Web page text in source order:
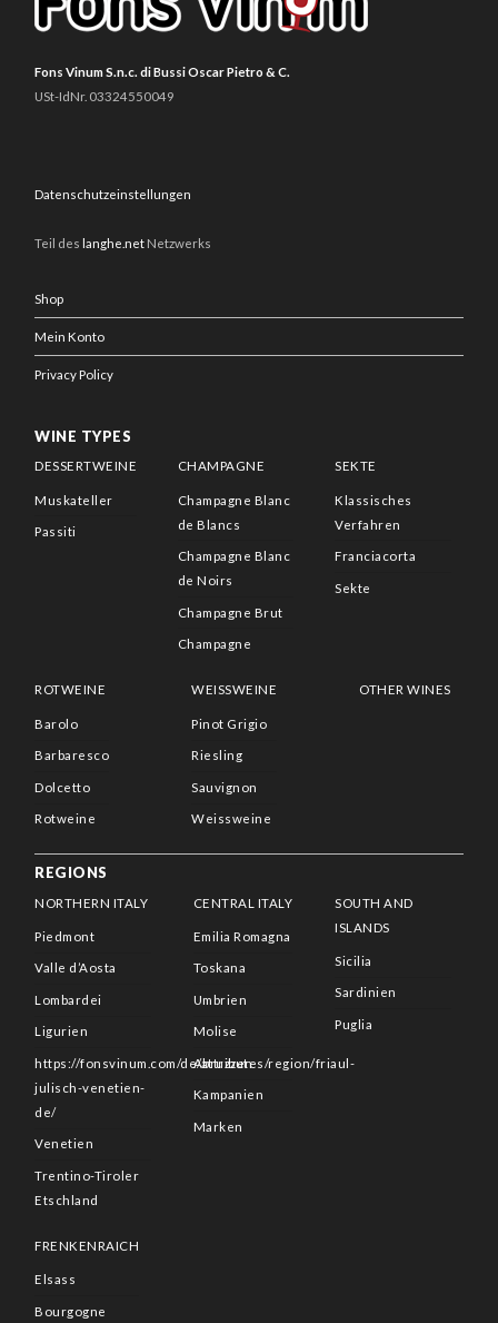
Fons Vinum S.n.c. di Bussi Oscar Pietro & C.
USt-IdNr. 03324550049
Datenschutzeinstellungen
Teil des langhe.net Netzwerks
Shop
Mein Konto
Privacy Policy
WINE TYPES
DESSERTWEINE
Muskateller
Passiti
CHAMPAGNE
Champagne Blanc
de Blancs
Champagne Blanc
de Noirs
Champagne Brut
Champagne
SEKTE
Klassisches
Verfahren
Franciacorta
Sekte
ROTWEINE
Barolo
Barbaresco
Dolcetto
Rotweine
WEISSWEINE
Pinot Grigio
Riesling
Sauvignon
Weissweine
OTHER WINES
REGIONS
NORTHERN ITALY
Piedmont
Valle d’Aosta
Lombardei
Ligurien
https://fonsvinum.com/de/attributes/region/friaul-
julisch-venetien-
de/
Venetien
Trentino-Tiroler
Etschland
CENTRAL ITALY
Emilia Romagna
Toskana
Umbrien
Molise
Abruzzen
Kampanien
Marken
SOUTH AND
ISLANDS
Sicilia
Sardinien
Puglia
FRENKENRAICH
Elsass
Bourgogne